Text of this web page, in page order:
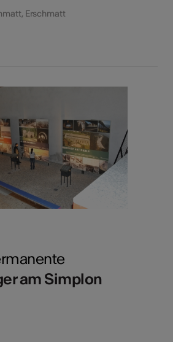
Erschmatt
am Simplon